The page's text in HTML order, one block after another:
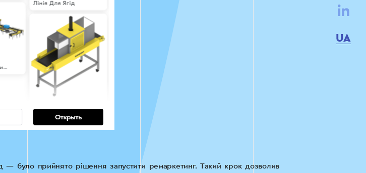
UA
— було прийнято рішення запустити ремаркетинг. Такий крок дозволив